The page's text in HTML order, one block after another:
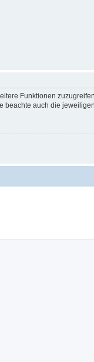
Funktionen
auch die